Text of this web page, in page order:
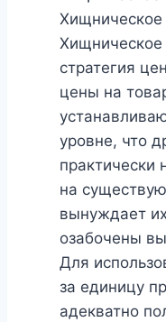
Хищническое
стратегия
цены на
уровне, что
практически
на
вынуждает
озабочены
Для
за единицу
адекватно